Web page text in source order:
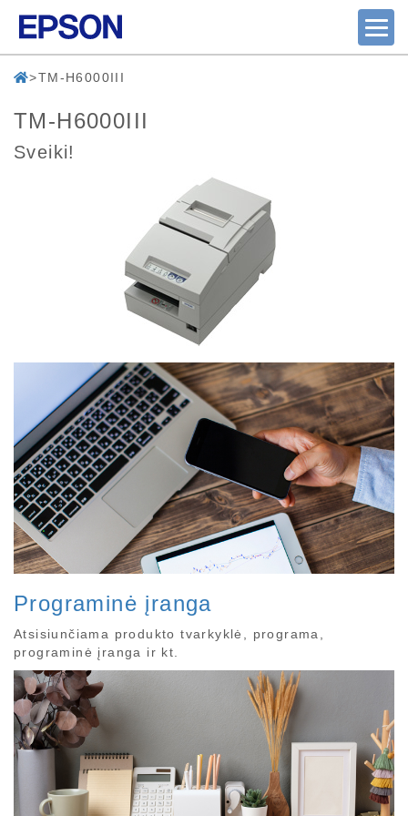
TM-H6000III
TM-H6000III
Sveiki!
Programinė įranga
Atsisiunčiama produkto tvarkyklė, programa,
programinė įranga ir kt.